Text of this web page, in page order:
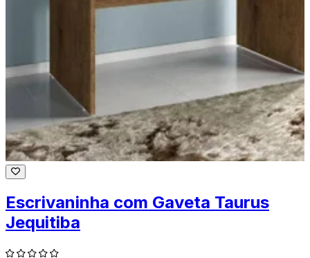
Escrivaninha com Gaveta Taurus
Jequitiba